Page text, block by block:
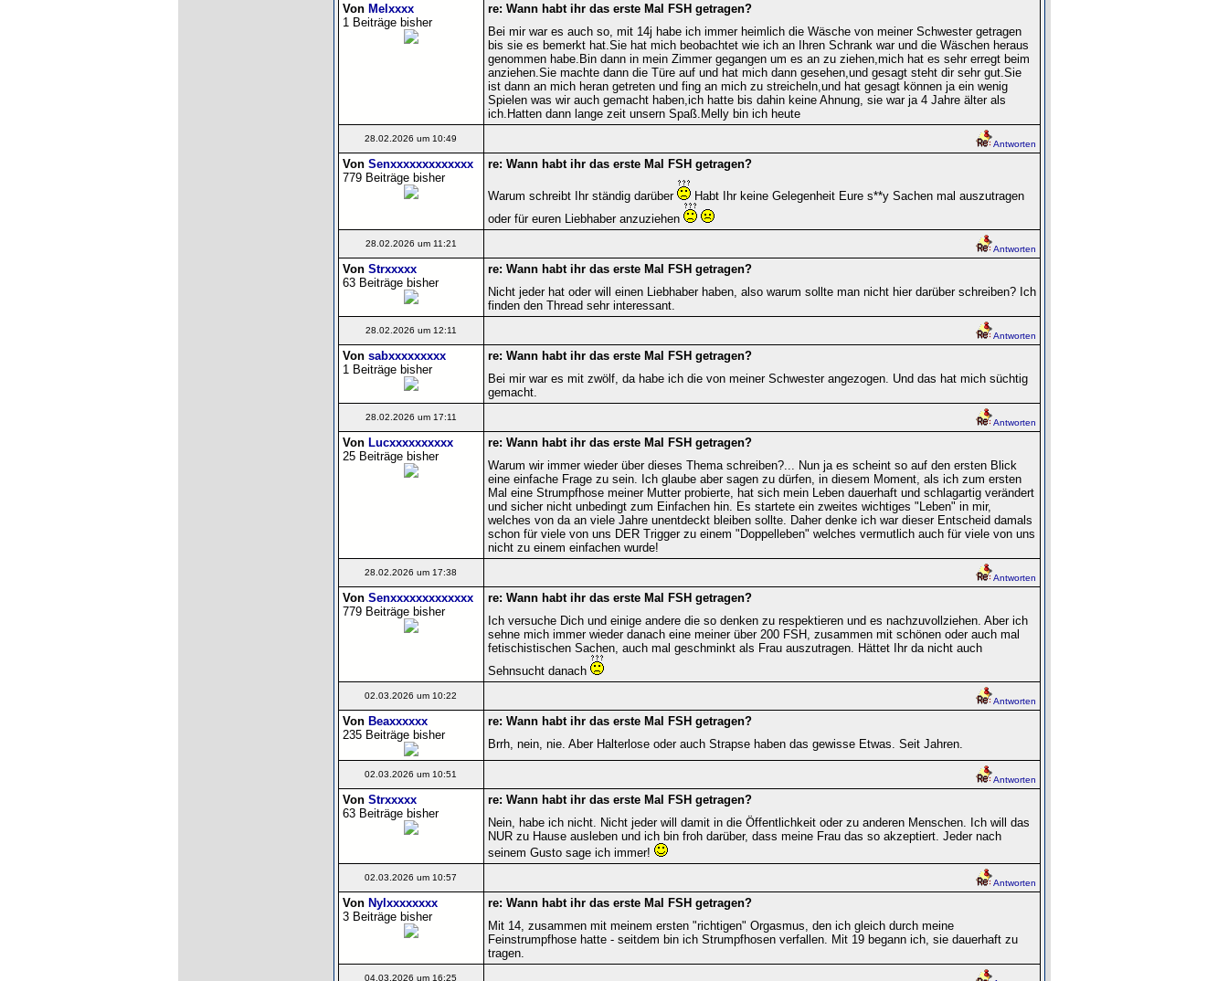
Von Melxxxx
1 Beiträge bisher
re: Wann habt ihr das erste Mal FSH getragen?
Bei mir war es auch so, mit 14j habe ich immer heimlich die Wäsche von meiner Schwester getragen
bis sie es bemerkt hat.Sie hat mich beobachtet wie ich an Ihren Schrank war und die Wäschen heraus
genommen habe.Bin dann in mein Zimmer gegangen um es an zu ziehen,mich hat es sehr erregt beim
anziehen.Sie machte dann die Türe auf und hat mich dann gesehen,und gesagt steht dir sehr gut.Sie
ist dann an mich heran getreten und fing an mich zu streicheln,und hat gesagt können ja ein wenig
Spielen was wir auch gemacht haben,ich hatte bis dahin keine Ahnung, sie war ja 4 Jahre älter als
ich.Hatten dann lange zeit unsern Spaß.Melly bin ich heute
28.02.2026 um 10:49
Antworten
Von Senxxxxxxxxxxxxx
779 Beiträge bisher
re: Wann habt ihr das erste Mal FSH getragen?
Warum schreibt Ihr ständig darüber
Habt Ihr keine Gelegenheit Eure s**y Sachen mal auszutragen
oder für euren Liebhaber anzuziehen
28.02.2026 um 11:21
Antworten
Von Strxxxxx
63 Beiträge bisher
re: Wann habt ihr das erste Mal FSH getragen?
Nicht jeder hat oder will einen Liebhaber haben, also warum sollte man nicht hier darüber schreiben? Ich
finden den Thread sehr interessant.
28.02.2026 um 12:11
Antworten
Von sabxxxxxxxxx
1 Beiträge bisher
re: Wann habt ihr das erste Mal FSH getragen?
Bei mir war es mit zwölf, da habe ich die von meiner Schwester angezogen. Und das hat mich süchtig
gemacht.
28.02.2026 um 17:11
Antworten
Von Lucxxxxxxxxxx
25 Beiträge bisher
re: Wann habt ihr das erste Mal FSH getragen?
Warum wir immer wieder über dieses Thema schreiben?... Nun ja es scheint so auf den ersten Blick
eine einfache Frage zu sein. Ich glaube aber sagen zu dürfen, in diesem Moment, als ich zum ersten
Mal eine Strumpfhose meiner Mutter probierte, hat sich mein Leben dauerhaft und schlagartig verändert
und sicher nicht unbedingt zum Einfachen hin. Es startete ein zweites wichtiges "Leben" in mir,
welches von da an viele Jahre unentdeckt bleiben sollte. Daher denke ich war dieser Entscheid damals
schon für viele von uns DER Trigger zu einem "Doppelleben" welches vermutlich auch für viele von uns
nicht zu einem einfachen wurde!
28.02.2026 um 17:38
Antworten
Von Senxxxxxxxxxxxxx
779 Beiträge bisher
re: Wann habt ihr das erste Mal FSH getragen?
Ich versuche Dich und einige andere die so denken zu respektieren und es nachzuvollziehen. Aber ich
sehne mich immer wieder danach eine meiner über 200 FSH, zusammen mit schönen oder auch mal
fetischistischen Sachen, auch mal geschminkt als Frau auszutragen. Hättet Ihr da nicht auch
Sehnsucht danach
02.03.2026 um 10:22
Antworten
Von Beaxxxxxx
235 Beiträge bisher
re: Wann habt ihr das erste Mal FSH getragen?
Brrh, nein, nie. Aber Halterlose oder auch Strapse haben das gewisse Etwas. Seit Jahren.
02.03.2026 um 10:51
Antworten
Von Strxxxxx
63 Beiträge bisher
re: Wann habt ihr das erste Mal FSH getragen?
Nein, habe ich nicht. Nicht jeder will damit in die Öffentlichkeit oder zu anderen Menschen. Ich will das
NUR zu Hause ausleben und ich bin froh darüber, dass meine Frau das so akzeptiert. Jeder nach
seinem Gusto sage ich immer!
02.03.2026 um 10:57
Antworten
Von Nylxxxxxxxx
3 Beiträge bisher
re: Wann habt ihr das erste Mal FSH getragen?
Mit 14, zusammen mit meinem ersten "richtigen" Orgasmus, den ich gleich durch meine
Feinstrumpfhose hatte - seitdem bin ich Strumpfhosen verfallen. Mit 19 begann ich, sie dauerhaft zu
tragen.
04.03.2026 um 16:25